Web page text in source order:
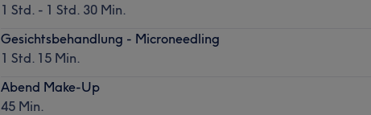
1 Std. - 1 Std. 30 Min.
Gesichtsbehandlung - Microneedling
1 Std. 15 Min.
Abend Make-Up
45 Min.